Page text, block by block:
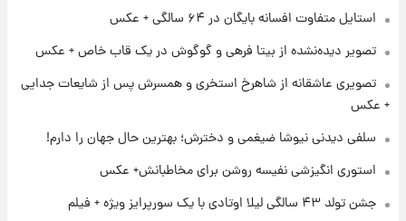
برای اولین بار؛ انتشار تصاویری از رهبر جدید
انقلاب/ویدیو
تصاویر عمامه بستن به شیوه خاتمی/ویدیو
استایل متفاوت افسانه بایگان در ۶۴ سالگی + عکس
تصویر دیده‌نشده از بیتا فرهی و گوگوش در یک قاب خاص + عکس
تصویری عاشقانه از شاهرخ استخری و همسرش پس از شایعات جدایی
+ عکس
سلفی دیدنی نیوشا ضیغمی و دخترش؛ بهترین حال جهان را دارم!
استوری انگیزشی نفیسه روشن برای مخاطبانش+ عکس
جشن تولد ۴۳ سالگی لیلا اوتادی با یک سورپرایز ویژه + فیلم